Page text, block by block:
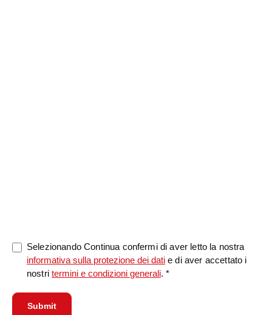
Selezionando Continua confermi di aver letto la nostra
informativa sulla protezione dei dati e di aver accettato i
nostritermini e condizioni generali. *
Submit